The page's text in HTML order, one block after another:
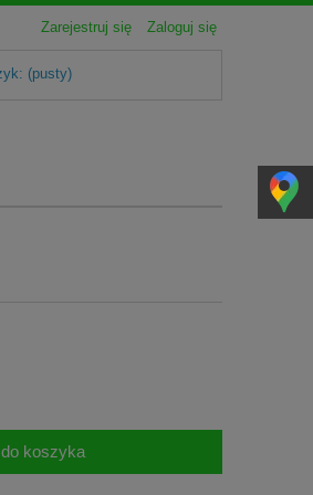
Zarejestruj się Zaloguj się
(pusty)
do koszyka